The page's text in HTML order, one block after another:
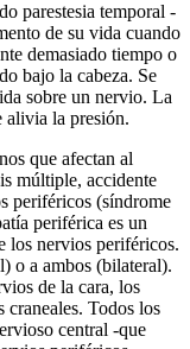
parestesia temporal -
de su vida cuando
demasiado tiempo o
bajo la cabeza. Se
sobre un nervio. La
alivia la presión.
que afectan al
múltiple, accidente
periféricos (síndrome
periférica es un
los nervios periféricos.
o a ambos (bilateral).
de la cara, los
craneales. Todos los
central -que